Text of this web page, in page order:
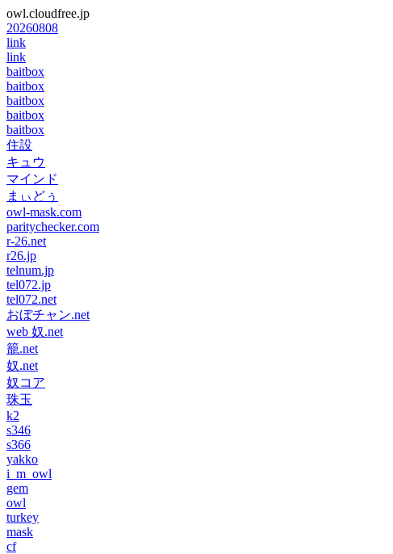
owl.cloudfree.jp
20260808
link
link
baitbox
baitbox
baitbox
baitbox
baitbox
住設
キュウ
マインド
まぃどぅ
owl-mask.com
paritychecker.com
r-26.net
r26.jp
telnum.jp
tel072.jp
tel072.net
おぼチャン.net
web 奴.net
籠.net
奴.net
奴コア
珠玉
k2
s346
s366
yakko
i_m_owl
gem
owl
turkey
mask
cf